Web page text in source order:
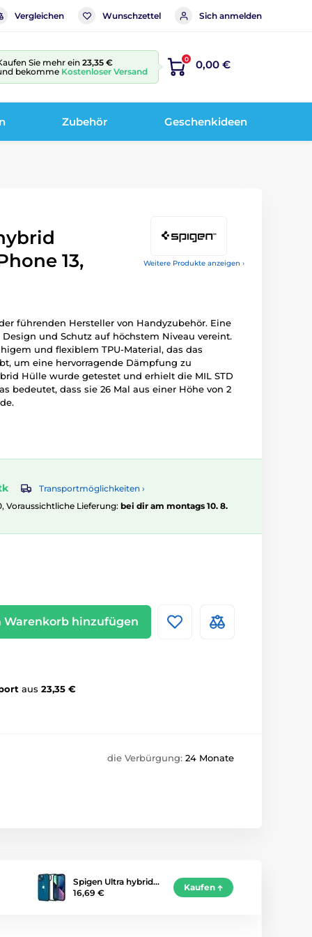
Vergleichen Wunschzettel Sich anmelden
Sie mehr ein 23,35 €
bekomme Kostenloser Versand
0 0,00 €
Zubehör Geschenkideen
Weitere Produkte anzeigen ›
13,
führenden Hersteller von Handyzubehör. Eine
und Schutz auf höchstem Niveau vereint.
und flexiblem TPU-Material, das das
um eine hervorragende Dämpfung zu
Hülle wurde getestet und erhielt die MIL STD
bedeutet, dass sie 26 Mal aus einer Höhe von 2
Transportmöglichkeiten ›
Voraussichtliche Lieferung: bei dir am montags 10. 8.
Warenkorb hinzufügen
aus 23,35 €
die Verbürgung: 24 Monate
Spigen Ultra hybrid…
16,69 €
Kaufen